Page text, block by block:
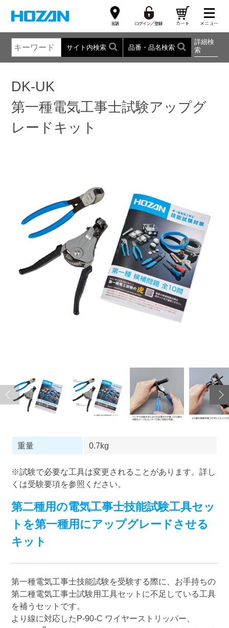
サイト内検索 品番・品名検索
詳細検
索
DK-UK
第一種電気工事士試験アップグ
レードキット
重量 0.7kg
※試験で必要な工具は変更されることがあります。詳し
くは受験要項を参照ください。
第二種用の電気工事士技能試験工具セッ
トを第一種用にアップグレードさせる
キット
第一種電気工事士技能試験を受験する際に、お手持ちの
第二種電気工事士試験用工具セットに不足している工具
を補うセットです。
より線に対応したP-90-C ワイヤーストリッパー、